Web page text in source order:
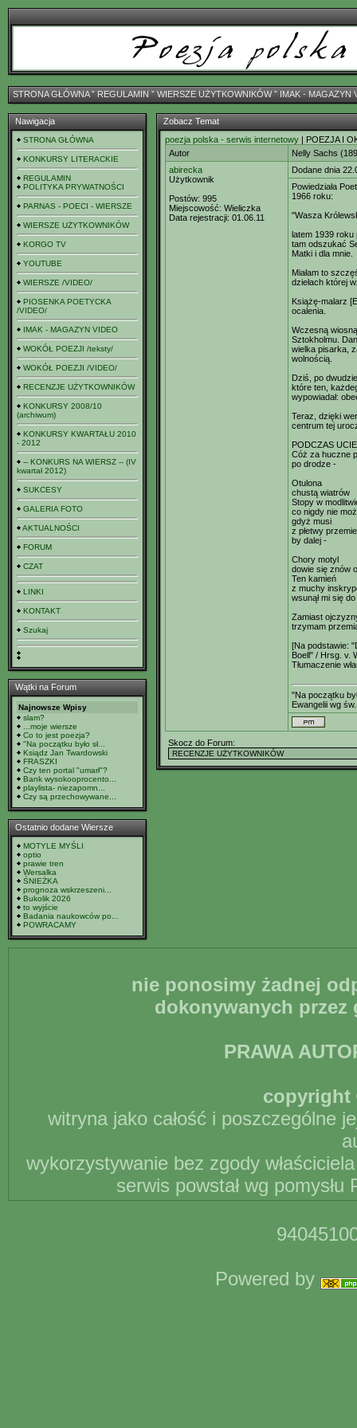
STRONA GŁÓWNAˇ REGULAMIN ˇ WIERSZE UŻYTKOWNIKÓWˇ IMAK - MAGAZYN
Nawigacja
STRONA GŁÓWNA
KONKURSY LITERACKIE
REGULAMIN
POLITYKA PRYWATNOŚCI
PARNAS - POECI - WIERSZE
WIERSZE UŻYTKOWNIKÓW
KORGO TV
YOUTUBE
WIERSZE /VIDEO/
PIOSENKA POETYCKA
/VIDEO/
IMAK - MAGAZYN VIDEO
WOKÓŁ POEZJI /teksty/
WOKÓŁ POEZJI /VIDEO/
RECENZJE UŻYTKOWNIKÓW
KONKURSY 2008/10
(archiwum)
KONKURSY KWARTAŁU 2010
- 2012
-- KONKURS NA WIERSZ -- (IV
kwartał 2012)
SUKCESY
GALERIA FOTO
AKTUALNOŚCI
FORUM
CZAT
LINKI
KONTAKT
Szukaj
Wątki na Forum
Najnowsze Wpisy
slam?
...moje wiersze
Co to jest poezja?
"Na początku było sł...
Ksiądz Jan Twardowski
FRASZKI
Czy ten portal "umarł"?
Bank wysokooprocento...
playlista- niezapomn...
Czy są przechowywane...
Ostatnio dodane Wiersze
MOTYLE MYŚLI
optio
prawie tren
Wersalka
ŚNIEŻKA
prognoza wskrzeszeni...
Bukolik 2026
to wyjście
Badania naukowców po...
POWRACAMY
Zobacz Temat
poezja polska - serwis internetowy | POEZJA I
Autor
Nelly Sachs
abirecka
Użytkownik
Postów: 995
Miejscowość: Wieliczka
Data rejestracji: 01.06.11
Dodane dnia
Powiedziała
1966 roku:
"Wasza
latem 1939 roku
tam odszukać
Matki i dla mnie.
Miałam to
dziełach której
Książę-malarz
ocalenia.
Wczesną
Sztokholmu.
wielka pisarka,
wolnością.
Dziś, po
które ten,
wypowiadał:
Teraz, dzięki
centrum tej
PODCZAS
Cóż za huczne
po drodze -
Otulona
chustą wiatrów
Stopy w
co nigdy nie
gdyż musi
z płetwy
by dalej -
Chory motyl
dowie się znów
Ten kamień
z muchy
wsunął mi się
Zamiast
trzymam
[Na podstawie:
Boell" / Hrsg. v.
Tłumaczenie
"Na początku
Ewangelii wg
Skocz do Forum:
nie ponosimy żadnej
dokonywanych
PRAWA
copyright
witryna jako całość i poszczególne
wykorzystywanie bez zgody
serwis powstał wg
Powered by